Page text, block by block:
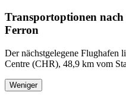
Transportoptionen
Ferron
Der nächstgelegene Flughafen
Centre (CHR), 48,9 km vom
Weniger